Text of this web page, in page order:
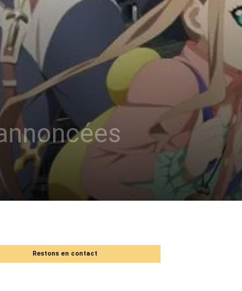
Restons en contact